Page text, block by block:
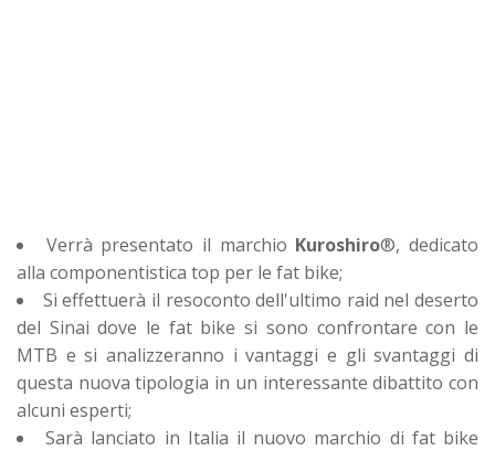
Verrà presentato il marchio Kuroshiro®, dedicato
alla componentistica top per le fat bike;
Si effettuerà il resoconto dell'ultimo raid nel deserto
del Sinai dove le fat bike si sono confrontare con le
MTB e si analizzeranno i vantaggi e gli svantaggi di
questa nuova tipologia in un interessante dibattito con
alcuni esperti;
Sarà lanciato in Italia il nuovo marchio di fat bike